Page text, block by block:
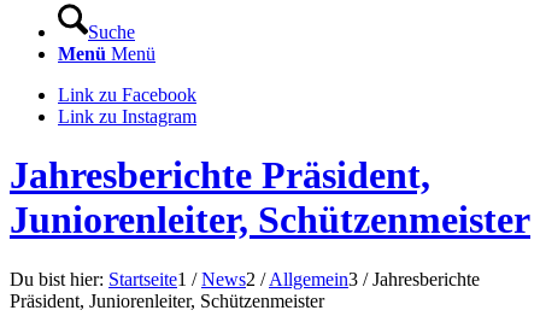
Suche
Menü Menü
Link zu Facebook
Link zu Instagram
Jahresberichte Präsident,
Juniorenleiter, Schützenmeister
Du bist hier: Startseite1 / News2 / Allgemein3 / Jahresberichte
Präsident, Juniorenleiter, Schützenmeister